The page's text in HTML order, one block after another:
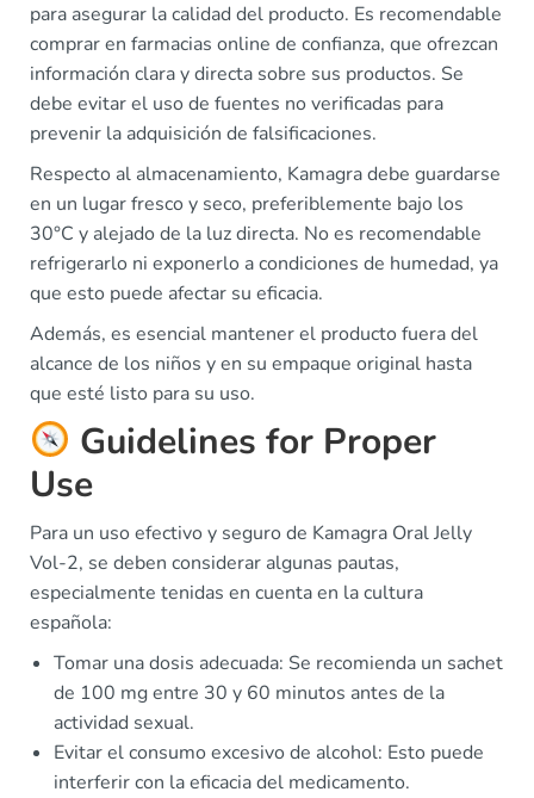
para asegurar la calidad del producto. Es recomendable
comprar en farmacias online de confianza, que ofrezcan
información clara y directa sobre sus productos. Se
debe evitar el uso de fuentes no verificadas para
prevenir la adquisición de falsificaciones.
Respecto al almacenamiento, Kamagra debe guardarse
en un lugar fresco y seco, preferiblemente bajo los
30°C y alejado de la luz directa. No es recomendable
refrigerarlo ni exponerlo a condiciones de humedad, ya
que esto puede afectar su eficacia.
Además, es esencial mantener el producto fuera del
alcance de los niños y en su empaque original hasta
que esté listo para su uso.
Guidelines for Proper
Use
Para un uso efectivo y seguro de Kamagra Oral Jelly
Vol-2, se deben considerar algunas pautas,
especialmente tenidas en cuenta en la cultura
española:
Tomar una dosis adecuada: Se recomienda un sachet
de 100 mg entre 30 y 60 minutos antes de la
actividad sexual.
Evitar el consumo excesivo de alcohol: Esto puede
interferir con la eficacia del medicamento.